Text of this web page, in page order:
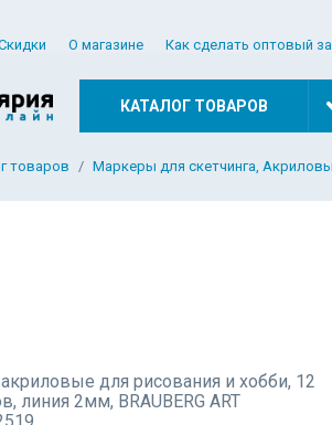
О магазине Как сделать оптовый
КАТАЛОГ ТОВАРОВ
товаров Маркеры для скетчинга,